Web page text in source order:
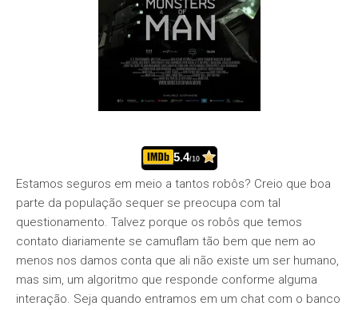
5.4/10
Estamos seguros em meio a tantos robôs? Creio que boa
parte da população sequer se preocupa com tal
questionamento. Talvez porque os robôs que temos
contato diariamente se camuflam tão bem que nem ao
menos nos damos conta que ali não existe um ser humano,
mas sim, um algoritmo que responde conforme alguma
interação. Seja quando entramos em um chat com o banco